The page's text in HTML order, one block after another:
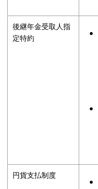
後継年金受取人指
定特約
円貨支払制度